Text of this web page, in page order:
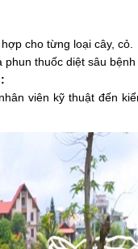
cho từng loại cây, cỏ.
thuốc diệt sâu bệnh
viên kỹ thuật đến